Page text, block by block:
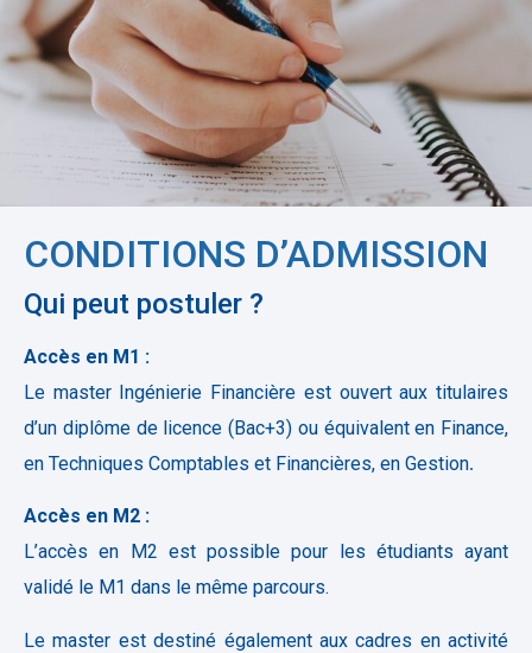
CONDITIONS D’ADMISSION
Qui peut postuler ?
Accès en M1 :
Le master Ingénierie Financière est ouvert aux titulaires
d’un diplôme de licence (Bac+3) ou équivalent en Finance,
en Techniques Comptables et Financières, en Gestion.
Accès en M2 :
L’accès en M2 est possible pour les étudiants ayant
validé le M1 dans le même parcours.
Le master est destiné également aux cadres en activité